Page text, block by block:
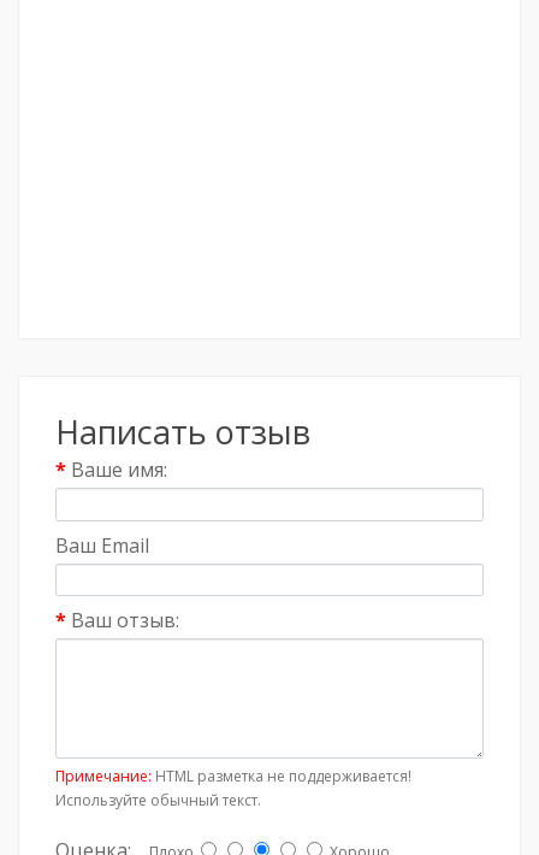
Написать отзыв
Ваше имя:
Ваш Email
Ваш отзыв:
Примечание: HTML разметка не поддерживается!
Используйте обычный текст.
Оценка: